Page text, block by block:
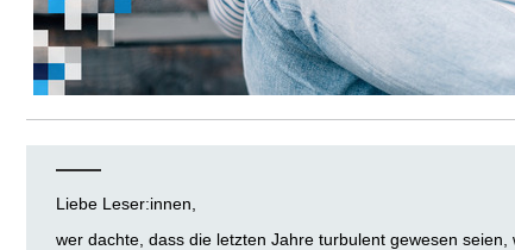
Liebe Leser:innen,
wer dachte, dass die letzten Jahre turbulent gewesen